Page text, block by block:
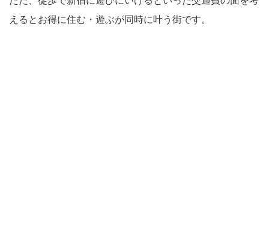
えるとお得に住む・遊ぶが同時に叶う街です。